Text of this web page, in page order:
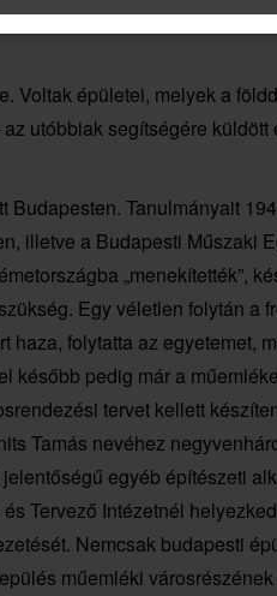
neve szitokszónak
Voltak épületei, melyek a
utóbbiak segítségére
Budapesten. Tanulmányait
illetve a Budapesti Műszaki
„menekítették”,
Egy véletlen folytán a
haza, folytatta az egyetemet,
később pedig már a
tervet kellett
Tamás nevéhez
egyéb építészeti
Tervező Intézetnél
Nemcsak budapesti
műemléki